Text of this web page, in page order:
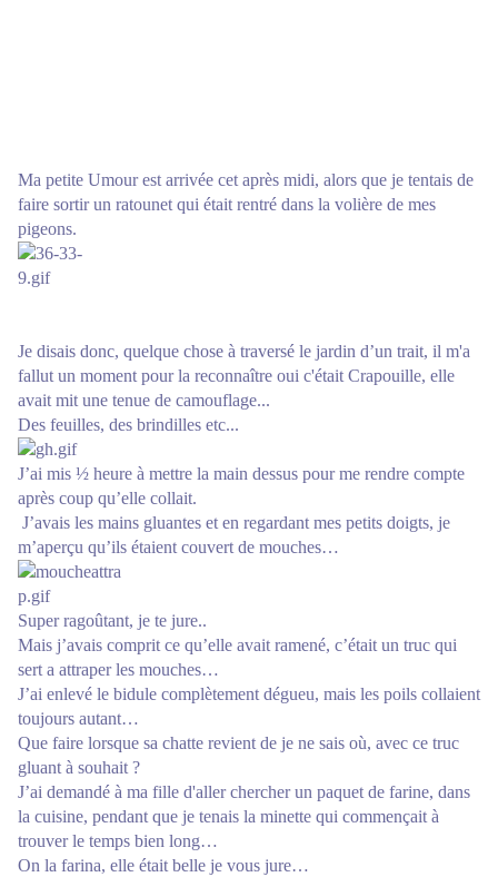
Ma petite Umour est arrivée cet après midi, alors que je tentais de
faire sortir un ratounet qui était rentré dans la volière de mes
pigeons.
Je disais donc, quelque chose à traversé le jardin d’un trait, il m'a
fallut un moment pour la reconnaître oui c'était Crapouille, elle
avait mit une tenue de camouflage...
Des feuilles, des brindilles etc...
J’ai mis ½ heure à mettre la main dessus pour me rendre compte
après coup qu’elle collait.
J’avais les mains gluantes et en regardant mes petits doigts, je
m’aperçu qu’ils étaient couvert de mouches…
Super ragoûtant, je te jure..
Mais j’avais comprit ce qu’elle avait ramené, c’était un truc qui
sert a attraper les mouches…
J’ai enlevé le bidule complètement dégueu, mais les poils collaient
toujours autant…
Que faire lorsque sa chatte revient de je ne sais où, avec ce truc
gluant à souhait ?
J’ai demandé à ma fille d'aller chercher un paquet de farine, dans
la cuisine, pendant que je tenais la minette qui commençait à
trouver le temps bien long…
On la farina, elle était belle je vous jure…